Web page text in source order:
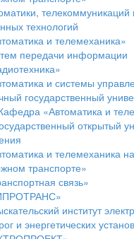
телекоммуникаций
технологий
и телемеханика»
передачи информации
и системы
государственный
«Автоматика и
открытый
и телемеханика на
транспорте»
связь»
институт
и энергетических